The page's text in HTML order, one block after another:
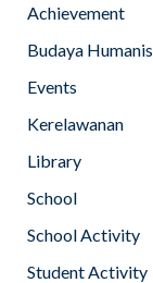
Achievement
Budaya Humanis
Events
Kerelawanan
Library
School
School Activity
Student Activity